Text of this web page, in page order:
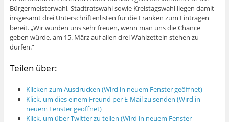
Bürgermeisterwahl, Stadtratswahl sowie Kreistagswahl liegen damit
insgesamt drei Unterschriftenlisten für die Franken zum Eintragen
bereit. „Wir würden uns sehr freuen, wenn man uns die Chance
geben würde, am 15. März auf allen drei Wahlzetteln stehen zu
dürfen.“
Teilen über:
Klicken zum Ausdrucken (Wird in neuem Fenster geöffnet)
Klick, um dies einem Freund per E-Mail zu senden (Wird in
neuem Fenster geöffnet)
Klick, um über Twitter zu teilen (Wird in neuem Fenster